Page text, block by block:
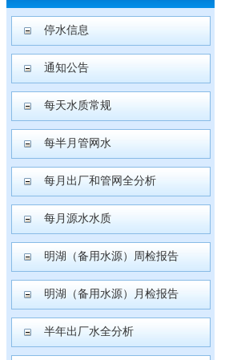
停水信息
通知公告
每天水质常规
每半月管网水
每月出厂和管网全分析
每月源水水质
明湖（备用水源）周检报告
明湖（备用水源）月检报告
半年出厂水全分析